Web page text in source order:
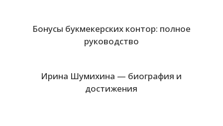
Бонусы букмекерских контор: полное
руководство
Ирина Шумихина — биография и
достижения